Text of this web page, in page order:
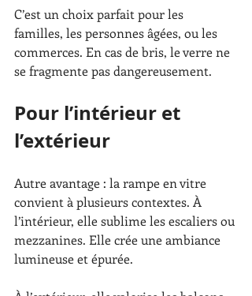
C’est un choix parfait pour les
familles, les personnes âgées, ou les
commerces. En cas de bris, le verre ne
se fragmente pas dangereusement.
Pour l’intérieur et
l’extérieur
Autre avantage : la rampe en vitre
convient à plusieurs contextes. À
l’intérieur, elle sublime les escaliers ou
mezzanines. Elle crée une ambiance
lumineuse et épurée.